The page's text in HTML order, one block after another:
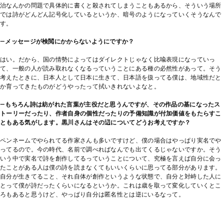
治なんかの問題で具体的に書くと殺されてしまうこともあるから、そういう場所
では詩がどんどん記号化しているというか、暗号のようになっていくそうなんで
す。
―メッセージが検閲にかからないようにですか？
はい。だから、国の情勢によってはダイレクトじゃなく比喩表現になっていっ
て、一般の人が読み取れなくなるっていうことにある種の必然性があって。そう
考えたときに、日本人として日本に生きて、日本語を扱ってる僕は、地域性だと
か育ってきたものがどうやったって拭いきれないよなと。
―もちろん詩は紡がれた言葉が主役だと思うんですが、その作品の基になったス
トーリーだったり、作者自身の個性だったりの予備知識が付加価値をもたらすこ
ともある気がします。黒川さんはその辺についてどうお考えですか？
ペンネームでやられてる作家さんも多いですけど、僕の場合はやっぱり実名でや
ってるので。今の時代、名前で調べればなんでも出てくるじゃないですか。そう
いう中で実名で詩を創作してるっていうことについて、究極を言えば自分に会っ
たことがある人は僕の詩を読まなくてもいいくらいに思ってる部分があります。
自分が生きてること、それ自体が創作というような状態で、自分と対峙した人に
とって僕が詩だったくらいになるというか。これは歳を取って変化していくとこ
ろもあると思うけど、やっぱり自分は匿名性とは逆にいるなって。